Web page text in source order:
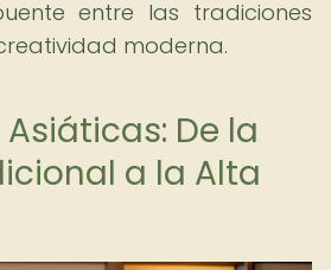
entre las tradiciones
moderna.
De la
a la Alta